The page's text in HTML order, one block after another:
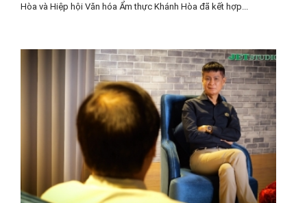
Hòa và Hiệp hội Văn hóa Ẩm thực Khánh Hòa đã kết hợp...